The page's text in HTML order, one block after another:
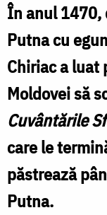
primii
dascăli
ai
școlii
de
grămătici
și
caligrafi
În anul 1470,
Putna cu
Chiriac a luat
Moldovei să
Cuvântările
care le
păstrează
Putna.